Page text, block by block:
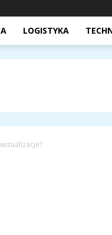
LOGISTYKA